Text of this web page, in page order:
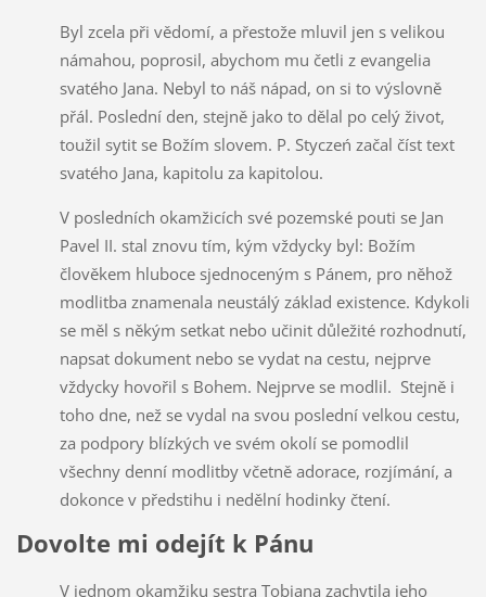
Byl zcela při vědomí, a přestože mluvil jen s velikou
námahou, poprosil, abychom mu četli z evangelia
svatého Jana. Nebyl to náš nápad, on si to výslovně
přál. Poslední den, stejně jako to dělal po celý život,
toužil sytit se Božím slovem. P. Styczeń začal číst text
svatého Jana, kapitolu za kapitolou.
V posledních okamžicích své pozemské pouti se Jan
Pavel II. stal znovu tím, kým vždycky byl: Božím
člověkem hluboce sjednoceným s Pánem, pro něhož
modlitba znamenala neustálý základ existence. Kdykoli
se měl s někým setkat nebo učinit důležité rozhodnutí,
napsat dokument nebo se vydat na cestu, nejprve
vždycky hovořil s Bohem. Nejprve se modlil. Stejně i
toho dne, než se vydal na svou poslední velkou cestu,
za podpory blízkých ve svém okolí se pomodlil
všechny denní modlitby včetně adorace, rozjímání, a
dokonce v předstihu i nedělní hodinky čtení.
Dovolte mi odejít k Pánu
V jednom okamžiku sestra Tobiana zachytila jeho